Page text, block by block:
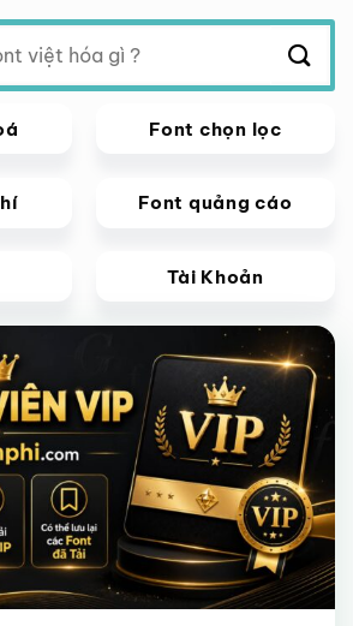
Font chọn lọc
Font quảng cáo
Tài Khoản